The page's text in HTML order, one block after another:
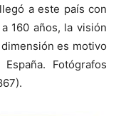
a este país con
160 años, la visión
es motivo
Fotógrafos